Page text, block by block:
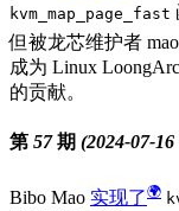
kvm_map_page_fast
但被龙芯维护者
成为 Linux
的贡献。
第 57 期 (2024-07-16
Bibo Mao 实现了